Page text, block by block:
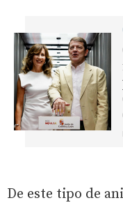
De este tipo de